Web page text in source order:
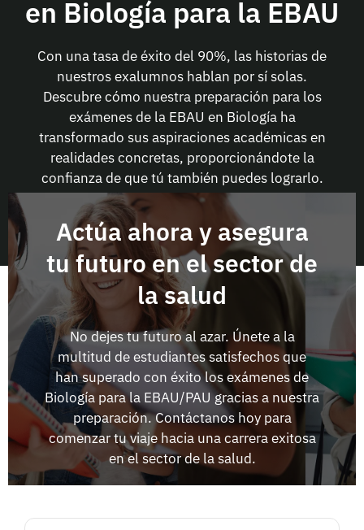
en Biología para la EBAU​
Con una tasa de éxito del 90%, las historias de
nuestros exalumnos hablan por sí solas.
Descubre cómo nuestra preparación para los
exámenes de la EBAU en Biología ha
transformado sus aspiraciones académicas en
realidades concretas, proporcionándote la
confianza de que tú también puedes lograrlo.
Actúa ahora y asegura
tu futuro en el sector de
la salud
No dejes tu futuro al azar. Únete a la
multitud de estudiantes satisfechos que
han superado con éxito los exámenes de
Biología para la EBAU/PAU gracias a nuestra
preparación. Contáctanos hoy para
comenzar tu viaje hacia una carrera exitosa
en el sector de la salud.